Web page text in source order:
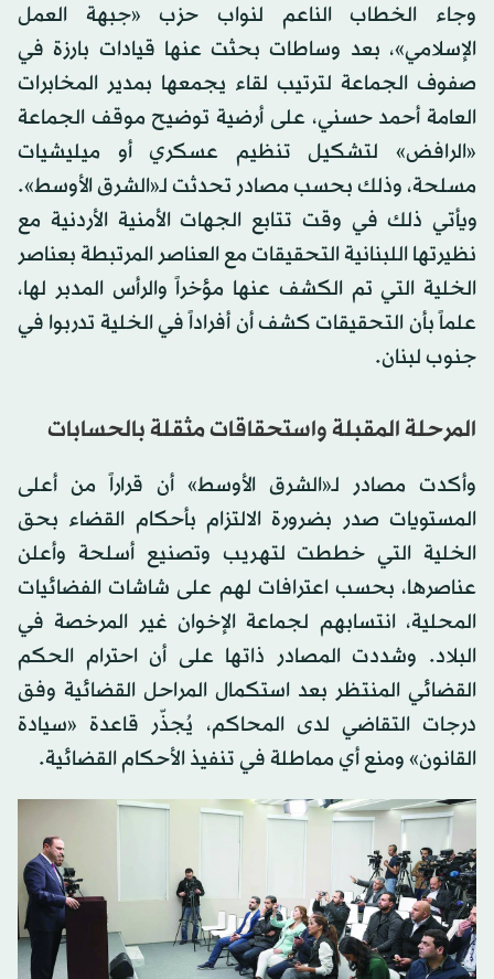
وجاء الخطاب الناعم لنواب حزب «جبهة العمل
الإسلامي»، بعد وساطات بحثت عنها قيادات بارزة في
صفوف الجماعة لترتيب لقاء يجمعها بمدير المخابرات
العامة أحمد حسني، على أرضية توضيح موقف الجماعة
«الرافض» لتشكيل تنظيم عسكري أو ميليشيات
مسلحة، وذلك بحسب مصادر تحدثت لـ«الشرق الأوسط».
ويأتي ذلك في وقت تتابع الجهات الأمنية الأردنية مع
نظيرتها اللبنانية التحقيقات مع العناصر المرتبطة بعناصر
الخلية التي تم الكشف عنها مؤخراً والرأس المدبر لها،
علماً بأن التحقيقات كشف أن أفراداً في الخلية تدربوا في
جنوب لبنان.
المرحلة المقبلة واستحقاقات مثقلة بالحسابات
وأكدت مصادر لـ«الشرق الأوسط» أن قراراً من أعلى
المستويات صدر بضرورة الالتزام بأحكام القضاء بحق
الخلية التي خططت لتهريب وتصنيع أسلحة وأعلن
عناصرها، بحسب اعترافات لهم على شاشات الفضائيات
المحلية، انتسابهم لجماعة الإخوان غير المرخصة في
البلاد. وشددت المصادر ذاتها على أن احترام الحكم
القضائي المنتظر بعد استكمال المراحل القضائية وفق
درجات التقاضي لدى المحاكم، يُجذّر قاعدة «سيادة
القانون» ومنع أي مماطلة في تنفيذ الأحكام القضائية.